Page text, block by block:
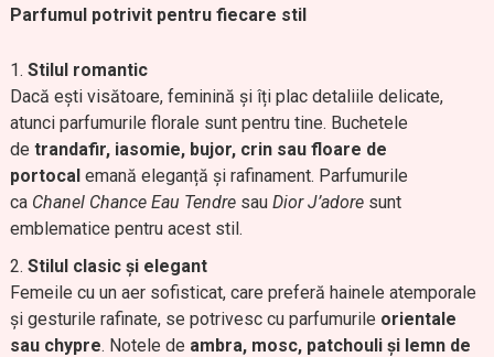
Parfumul potrivit pentru fiecare stil
Stilul romantic
Dacă ești visătoare, feminină și îți plac detaliile delicate,
atunci parfumurile florale sunt pentru tine. Buchetele
de trandafir, iasomie, bujor, crin sau floare de
portocalemană eleganță și rafinament. Parfumurile
ca Chanel Chance Eau Tendresau Dior J’adoresunt
emblematice pentru acest stil.
Stilul clasic și elegant
Femeile cu un aer sofisticat, care preferă hainele atemporale
și gesturile rafinate, se potrivesc cu parfumurile orientale
sau chypre. Notele de ambra, mosc, patchouli și lemn de